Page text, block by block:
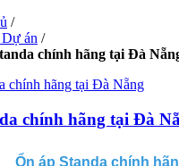
/
án /
chính hãng tại Đà
chính hãng tại Đà
Ổn áp Standa chính